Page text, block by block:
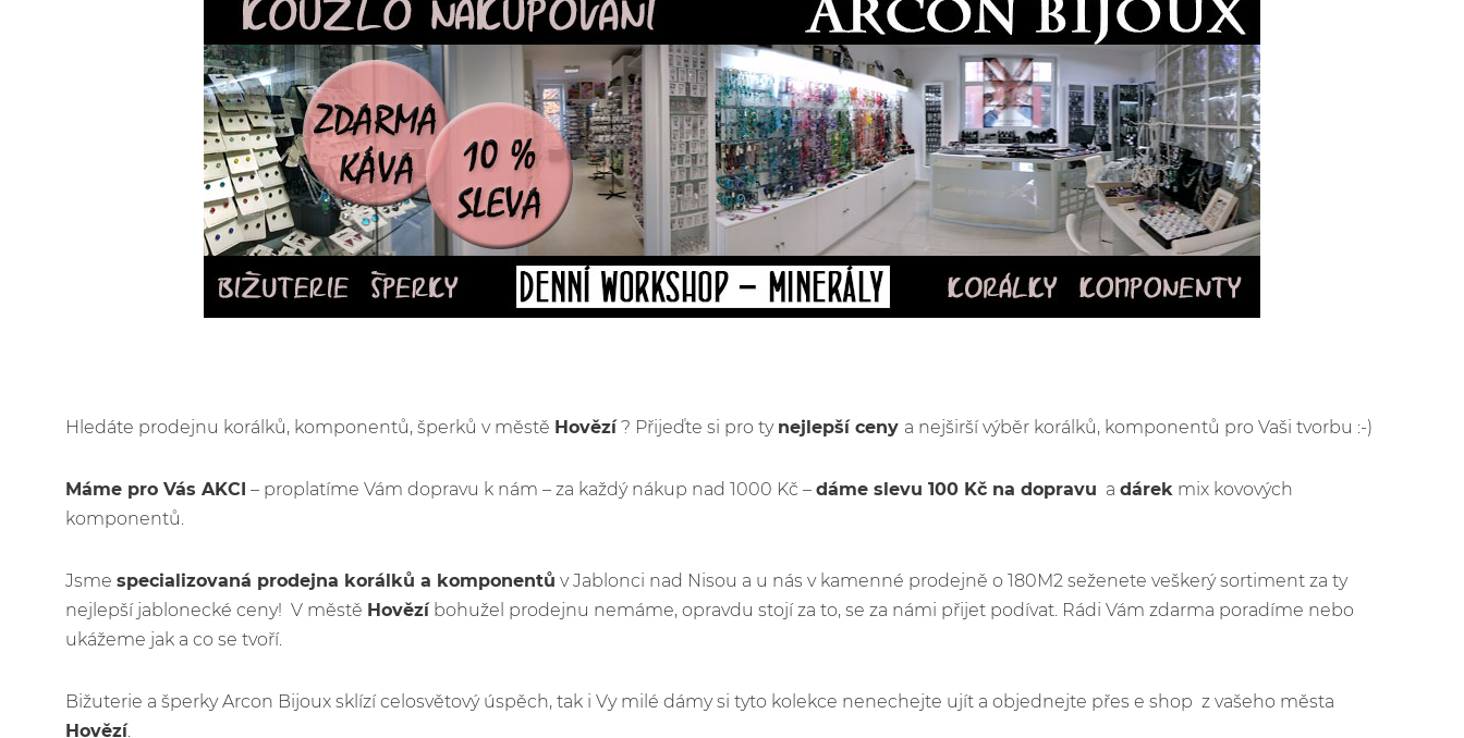
Hledáte prodejnu korálků, komponentů, šperků v městě Hovězí? Přijeďte si pro ty nejlepší ceny a nejširší výběr korálků, komponentů pro Vaši tvorbu :-)
Máme pro Vás AKCI – proplatíme Vám dopravu k nám – za každý nákup nad 1000 Kč – dáme slevu 100 Kč na dopravu a dárek mix kovových
komponentů.
Jsme specializovaná prodejna korálků a komponentů v Jablonci nad Nisou a u nás v kamenné prodejně o 180M2 seženete veškerý sortiment za ty
nejlepší jablonecké ceny! V městě Hovězíbohužel prodejnu nemáme, opravdu stojí za to, se za námi přijet podívat. Rádi Vám zdarma poradíme nebo
ukážeme jak a co se tvoří.
Bižuterie a šperky Arcon Bijoux sklízí celosvětový úspěch, tak i Vy milé dámy si tyto kolekce nenechejte ujít a objednejte přes e shop z vašeho města
Hovězí.